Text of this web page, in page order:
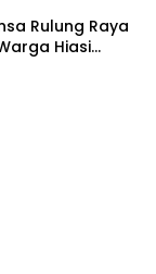
Rulung Raya
Hiasi